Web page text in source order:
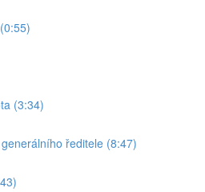
(3:34)
ředitele (8:47)